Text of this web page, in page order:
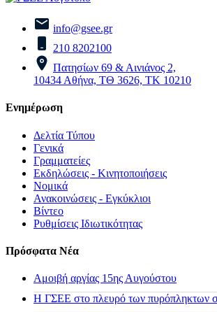
info@gsee.gr
210 8202100
Πατησίων 69 & Αινιάνος 2,
10434 Αθήνα, ΤΘ 3626, ΤΚ 10210
Ενημέρωση
Δελτία Τύπου
Γενικά
Γραμματείες
Εκδηλώσεις - Κινητοποιήσεις
Νομικά
Ανακοινώσεις - Εγκύκλιοι
Βίντεο
Ρυθμίσεις Ιδιωτικότητας
Πρόσφατα Νέα
Αμοιβή αργίας 15ης Αυγούστου
H ΓΣΕΕ στο πλευρό των πυρόπληκτων